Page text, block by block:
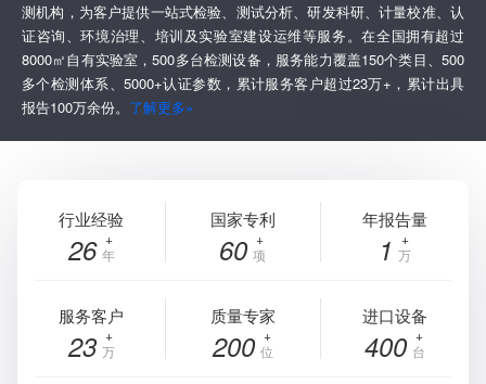
测机构，为客户提供一站式检验、测试分析、研发科研、计量校准、认
证咨询、环境治理、培训及实验室建设运维等服务。在全国拥有超过
8000㎡自有实验室，500多台检测设备，服务能力覆盖150个类目、500
多个检测体系、5000+认证参数，累计服务客户超过23万+，累计出具
报告100万余份。 了解更多»
行业经验
26 年
国家专利
60 项
年报告量
1 万
服务客户
23 万
质量专家
200 位
进口设备
400 台